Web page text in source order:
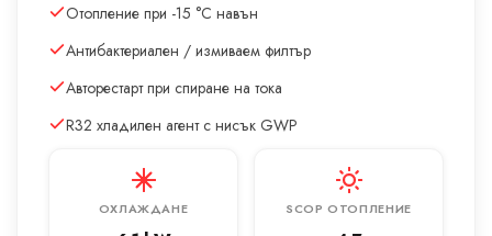
Отопление при -15 °C навън
Антибактериален / измиваем филтър
Авторестарт при спиране на тока
R32 хладилен агент с нисък GWP
ОХЛАЖДАНЕ SCOP ОТОПЛЕНИЕ